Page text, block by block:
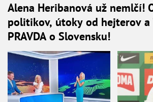
Alena Heribanová už nemlčí!
politikov, útoky od hejterov a
PRAVDA o Slovensku!